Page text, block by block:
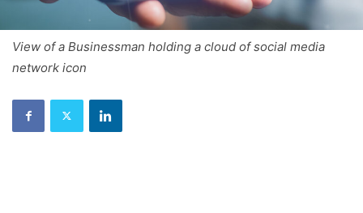
View of a Businessman holding a cloud of social media
network icon